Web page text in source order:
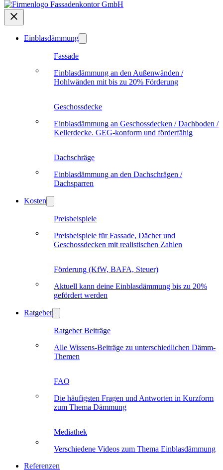
Einblasdämmung
Fassade
Einblasdämmung an den Außenwänden /
Hohlwänden mit bis zu 20% Förderung
Geschossdecke
Einblasdämmung an Geschossdecken / Dachboden /
Kellerdecke. GEG-konform und förderfähig
Dachschräge
Einblasdämmung an den Dachschrägen /
Dachsparren
Kosten
Preisbeispiele
Preisbeispiele für Fassade, Dächer und
Geschossdecken mit realistischen Zahlen
Förderung (KfW, BAFA, Steuer)
Aktuell kann deine Einblasdämmung bis zu 20%
gefördert werden
Ratgeber
Ratgeber Beiträge
Alle Wissens-Beiträge zu unterschiedlichen Dämm-
Themen
FAQ
Die häufigsten Fragen und Antworten in Kurzform
zum Thema Dämmung
Mediathek
Verschiedene Videos zum Thema Einblasdämmung
Referenzen